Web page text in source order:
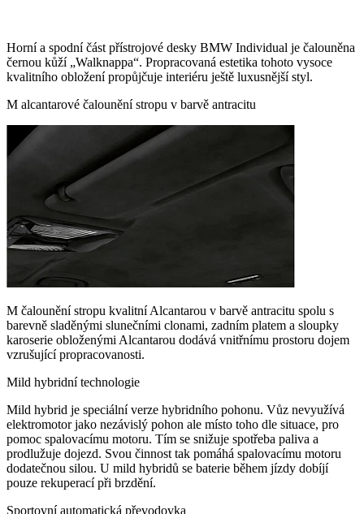
Horní a spodní část přístrojové desky BMW Individual je čalouněna
černou kůží „Walknappa“. Propracovaná estetika tohoto vysoce
kvalitního obložení propůjčuje interiéru ještě luxusnější styl.
M alcantarové čalounění stropu v barvě antracitu
M čalounění stropu kvalitní Alcantarou v barvě antracitu spolu s
barevně sladěnými slunečními clonami, zadním platem a sloupky
karoserie obloženými Alcantarou dodává vnitřnímu prostoru dojem
vzrušující propracovanosti.
Mild hybridní technologie
Mild hybrid je speciální verze hybridního pohonu. Vůz nevyužívá
elektromotor jako nezávislý pohon ale místo toho dle situace, pro
pomoc spalovacímu motoru. Tím se snižuje spotřeba paliva a
prodlužuje dojezd. Svou činnost tak pomáhá spalovacímu motoru
dodatečnou silou. U mild hybridů se baterie během jízdy dobíjí
pouze rekuperací při brzdění.
Sportovní automatická převodovka